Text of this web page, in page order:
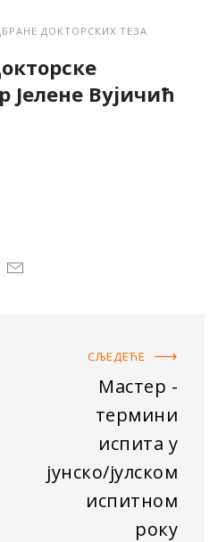
ДОКТОРСКИХ ТЕЗА
Јелене Вујичић
СЉЕДЕЋE
Мастер -
термини
испита у
јунско/јулском
испитном
року